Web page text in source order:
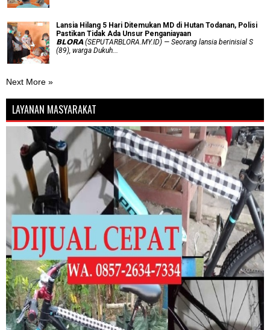
Lansia Hilang 5 Hari Ditemukan MD di Hutan Todanan, Polisi
Pastikan Tidak Ada Unsur Penganiayaan
𝗕𝗟𝗢𝗥𝗔 (SEPUTARBLORA.MY.ID) — Seorang lansia berinisial S
(89), warga Dukuh...
Next More »
LAYANAN MASYARAKAT